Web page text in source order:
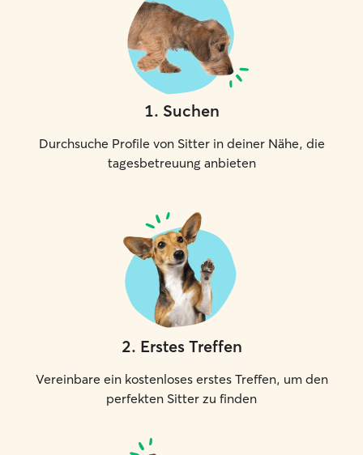
1. Suchen
Durchsuche Profile von Sitter in deiner Nähe, die
tagesbetreuung anbieten
2. Erstes Treffen
Vereinbare ein kostenloses erstes Treffen, um den
perfekten Sitter zu finden